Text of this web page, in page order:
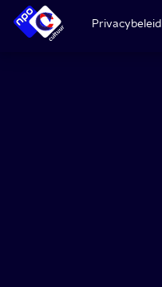
Privacybeleid